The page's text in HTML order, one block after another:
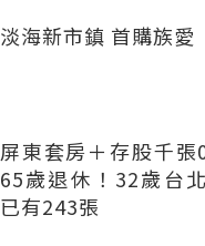
淡海新市鎮 首購族愛
屏東套房＋存股千張
65歲退休！32歲台
已有243張